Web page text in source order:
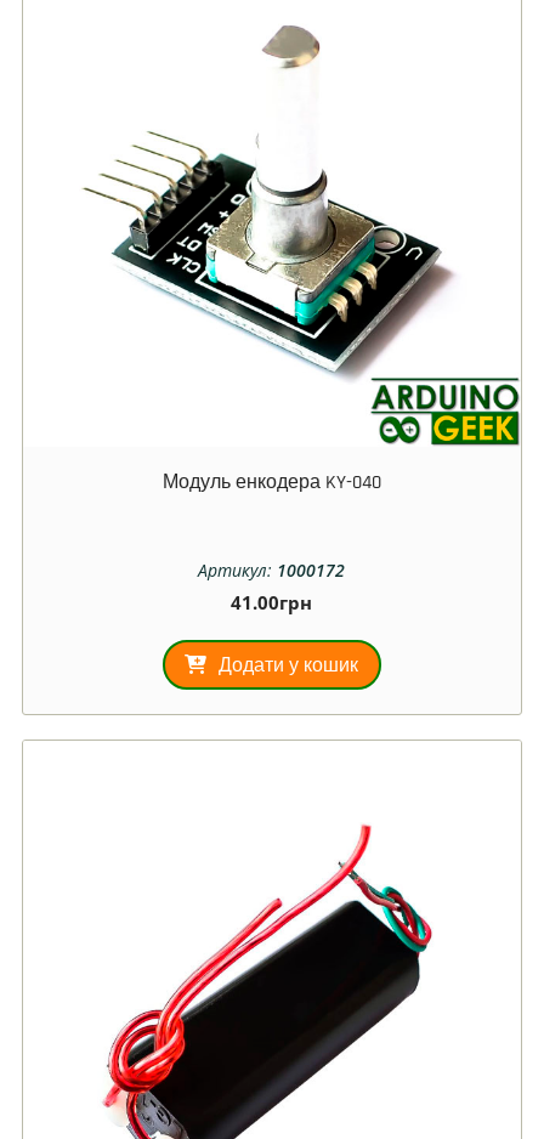
Модуль енкодера KY-040
Артикул: 1000172
41.00грн
Додати у кошик